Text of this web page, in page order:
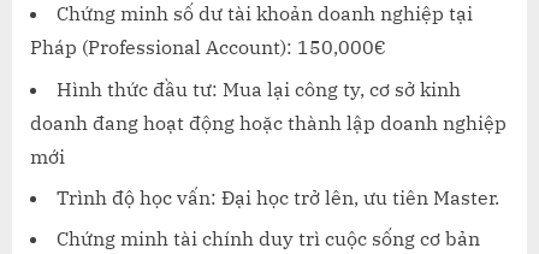
Chứng minh số dư tài khoản doanh nghiệp tại
Pháp (Professional Account): 150,000€
Hình thức đầu tư: Mua lại công ty, cơ sở kinh
doanh đang hoạt động hoặc thành lập doanh nghiệp
mới
Trình độ học vấn: Đại học trở lên, ưu tiên Master.
Chứng minh tài chính duy trì cuộc sống cơ bản